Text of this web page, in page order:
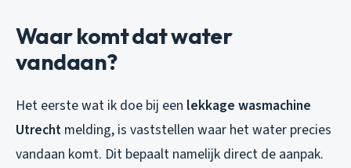
Waar komt dat water
vandaan?
Het eerste wat ik doe bij een lekkage wasmachine
Utrecht melding, is vaststellen waar het water precies
vandaan komt. Dit bepaalt namelijk direct de aanpak.